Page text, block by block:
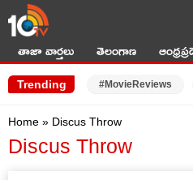
తాజా వార్తలు తెలంగాణ
Trending #MovieReviews
Home » Discus Throw
Discus Throw